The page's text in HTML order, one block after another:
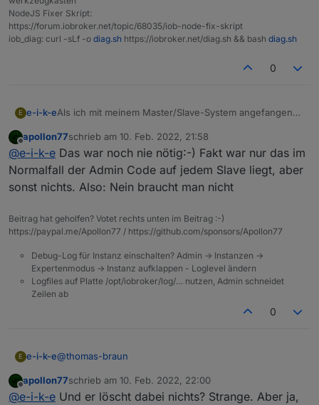
NodeJS Fixer Skript:
https://forum.iobroker.net/topic/68035/iob-node-fix-skript
iob_diag: curl -sLf -o diag.sh https://iobroker.net/diag.sh && bash diag.sh
0
E e-i-k-eAls ich mit meinem Master/Slave-System angefangen
Adapter zu installieren.
Ist dies immer noch nötig?
Offline
apollon77schrieb am 10. Feb. 2022, 21:58
zuletzt editiert von
@e-i-k-e Das war noch nie nötig:-) Fakt war nur das im
Normalfall der Admin Code auf jedem Slave liegt, aber
sonst nichts. Also: Nein braucht man nicht
Beitrag hat geholfen? Votet rechts unten im Beitrag :-)
https://paypal.me/Apollon77 / https://github.com/sponsors/Apollon77
Debug-Log für Instanz einschalten? Admin -> Instanzen ->
Expertenmodus -> Instanz aufklappen - Loglevel ändern
Logfiles auf Platte /opt/iobroker/log/… nutzen, Admin schneidet
Zeilen ab
0
E e-i-k-e@thomas-braun
Dauerschleife:
Offline
apollon77schrieb am 10. Feb. 2022, 22:00
zuletzt editiert von
@e-i-k-e Und er löscht dabei nichts? Strange. Aber ja,